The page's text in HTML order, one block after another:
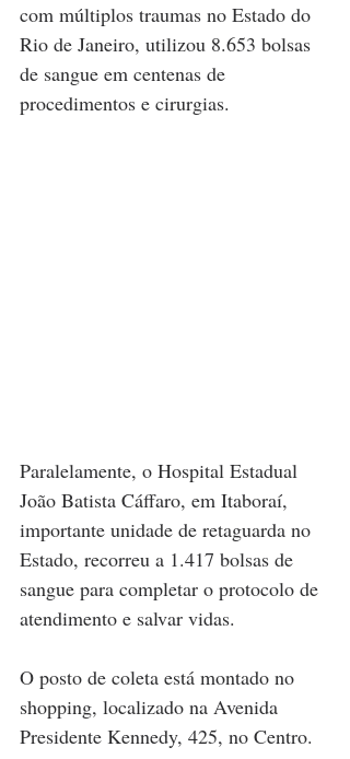
com múltiplos traumas no Estado do
Rio de Janeiro, utilizou 8.653 bolsas
de sangue em centenas de
procedimentos e cirurgias.
Paralelamente, o Hospital Estadual
João Batista Cáffaro, em Itaboraí,
importante unidade de retaguarda no
Estado, recorreu a 1.417 bolsas de
sangue para completar o protocolo de
atendimento e salvar vidas.
O posto de coleta está montado no
shopping, localizado na Avenida
Presidente Kennedy, 425, no Centro.